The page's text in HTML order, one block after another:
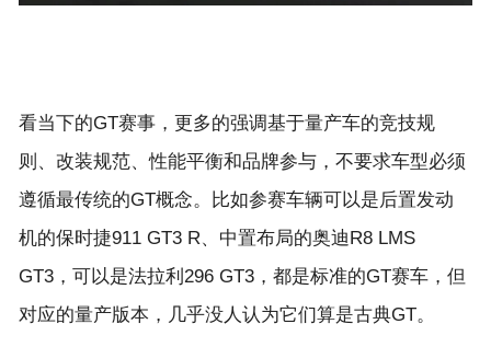
看当下的GT赛事，更多的强调基于量产车的竞技规
则、改装规范、性能平衡和品牌参与，不要求车型必须
遵循最传统的GT概念。比如参赛车辆可以是后置发动
机的保时捷911 GT3 R、中置布局的奥迪R8 LMS
GT3，可以是法拉利296 GT3，都是标准的GT赛车，但